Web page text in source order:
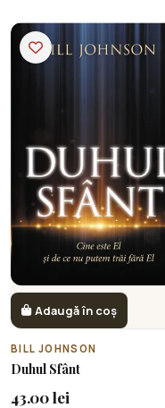
Adaugă în coș
BILL JOHNSON
Duhul Sfânt
43.00 lei